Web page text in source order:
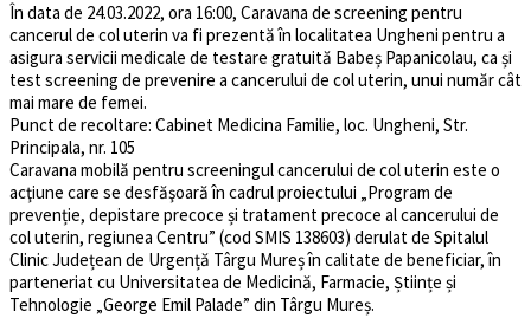
În data de 24.03.2022, ora 16:00, Caravana de screening pentru
cancerul de col uterin va fi prezentă în localitatea Ungheni pentru a
asigura servicii medicale de testare gratuită Babeș Papanicolau, ca și
test screening de prevenire a cancerului de col uterin, unui număr cât
mai mare de femei.
Punct de recoltare: Cabinet Medicina Familie, loc. Ungheni, Str.
Principala, nr. 105
Caravana mobilă pentru screeningul cancerului de col uterin este o
acţiune care se desfăşoară în cadrul proiectului „Program de
prevenție, depistare precoce și tratament precoce al cancerului de
col uterin, regiunea Centru” (cod SMIS 138603) derulat de Spitalul
Clinic Județean de Urgență Târgu Mureș în calitate de beneficiar, în
parteneriat cu Universitatea de Medicină, Farmacie, Științe și
Tehnologie „George Emil Palade” din Târgu Mureș.